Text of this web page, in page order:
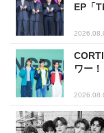
EP「
ワー